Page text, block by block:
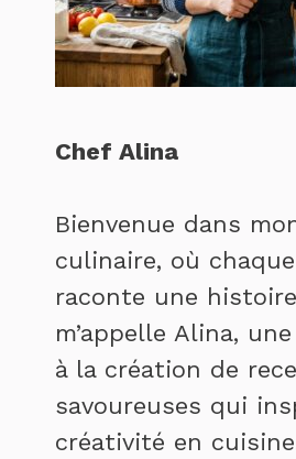
Chef Alina
Bienvenue dans
culinaire, où
raconte une
m’appelle Alina,
à la création de
savoureuses qui
créativité en